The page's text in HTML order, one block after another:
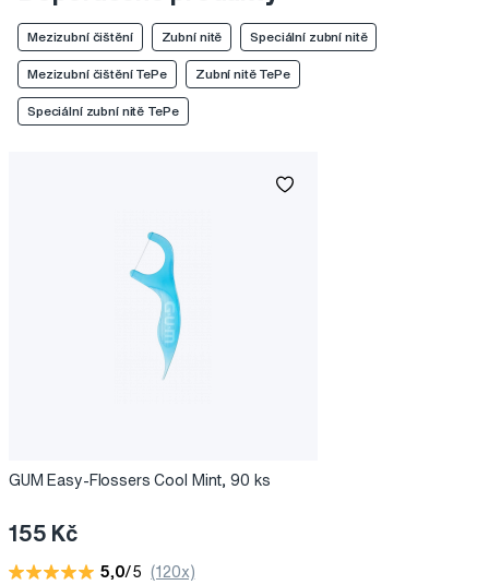
Mezizubní čištění Zubní nitě Speciální zubní nitě
Mezizubní čištění TePe Zubní nitě TePe
Speciální zubní nitě TePe
GUM Easy-Flossers Cool Mint, 90 ks
155 Kč
5,0/5 (120x)